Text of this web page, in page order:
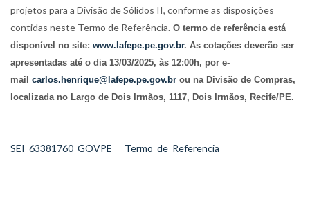
projetos para a Divisão de Sólidos II, conforme as disposições
contidas neste Termo de Referência. O termo de referência está
disponível no site: www.lafepe.pe.gov.br. As cotações deverão ser
apresentadas até o dia 13/03/2025, às 12:00h, por e-
mail carlos.henrique@lafepe.pe.gov.br ou na Divisão de Compras,
localizada no Largo de Dois Irmãos, 1117, Dois Irmãos, Recife/PE.
SEI_63381760_GOVPE___Termo_de_Referencia